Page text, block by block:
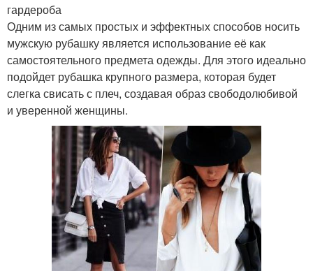
гардероба
Одним из самых простых и эффектных способов носить
мужскую рубашку является использование её как
самостоятельного предмета одежды. Для этого идеально
подойдет рубашка крупного размера, которая будет
слегка свисать с плеч, создавая образ свободолюбивой
и уверенной женщины.